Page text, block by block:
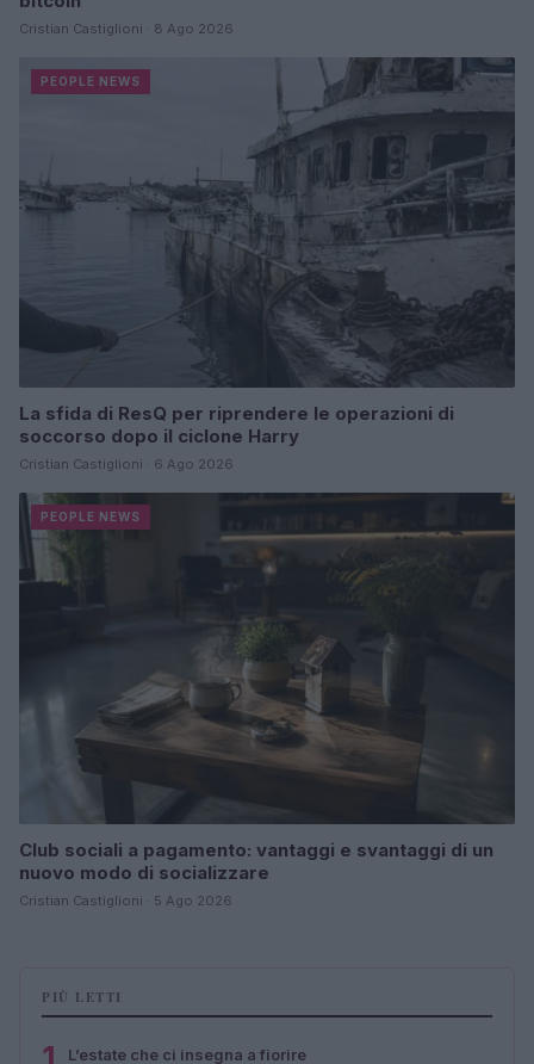
Cristian Castiglioni · 8 Ago 2026
PEOPLE NEWS
La sfida di ResQ per riprendere le operazioni di
soccorso dopo il ciclone Harry
Cristian Castiglioni · 6 Ago 2026
PEOPLE NEWS
Club sociali a pagamento: vantaggi e svantaggi di un
nuovo modo di socializzare
Cristian Castiglioni · 5 Ago 2026
PIÙ LETTI
L’estate che ci insegna a fiorire